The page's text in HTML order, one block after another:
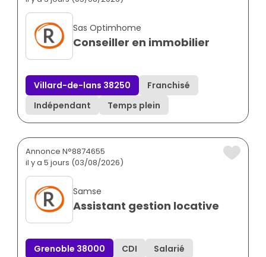
Sas Optimhome
Conseiller en immobilier
Villard-de-lans 38250
Franchisé
Indépendant
Temps plein
Annonce N°8874655
il y a 5 jours (03/08/2026)
Samse
Assistant gestion locative
Grenoble 38000 CDI
Salarié